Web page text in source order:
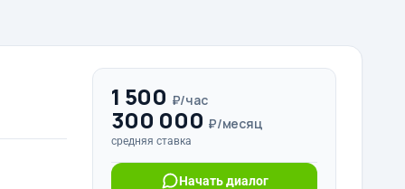
1 500 ₽/час
300 000 ₽/месяц
средняя ставка
Начать диалог